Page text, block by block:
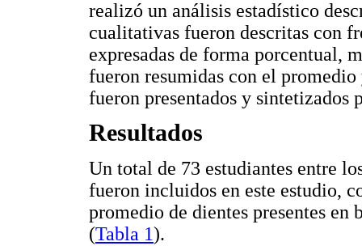
realizó un análisis estadístico
cualitativas fueron descritas con
expresadas de forma porcentual,
fueron resumidas con el
fueron presentados y sintetizados
Resultados
Un total de 73 estudiantes entre
fueron incluidos en este estudio,
promedio de dientes presentes en
(Tabla 1).